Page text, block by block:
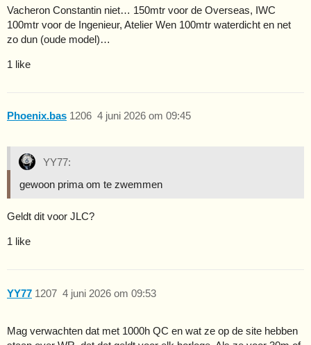
Vacheron Constantin niet… 150mtr voor de Overseas, IWC
100mtr voor de Ingenieur, Atelier Wen 100mtr waterdicht en net
zo dun (oude model)…
1 like
Phoenix.bas 4 juni 2026 om 09:45
1206
YY77:
gewoon prima om te zwemmen
Geldt dit voor JLC?
1 like
YY77 4 juni 2026 om 09:53
1207
Mag verwachten dat met 1000h QC en wat ze op de site hebben